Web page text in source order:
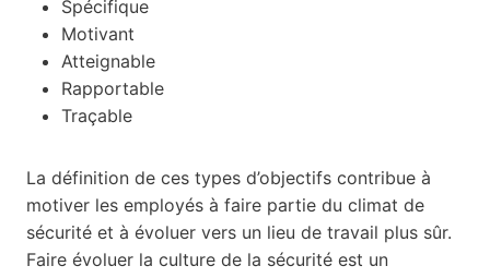
Spécifique
Motivant
Atteignable
Rapportable
Traçable
La définition de ces types d’objectifs contribue à
motiver les employés à faire partie du climat de
sécurité et à évoluer vers un lieu de travail plus sûr.
Faire évoluer la culture de la sécurité est un